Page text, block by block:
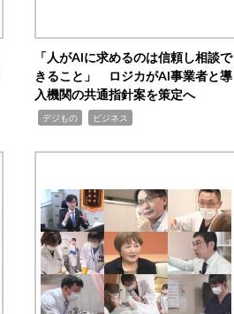
「人がAIに求めるのは信頼し相談で
きること」 ロジカがAI事業者と導
入機関の共通指針案を策定へ
デジもの ビジネス